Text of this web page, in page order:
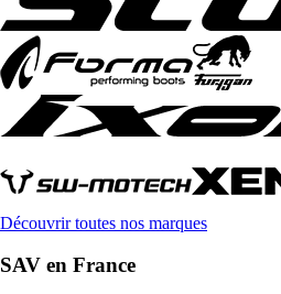
Découvrir toutes nos marques
SAV en France